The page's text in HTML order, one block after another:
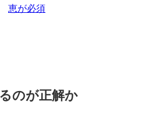
恵が必須
のが正解か